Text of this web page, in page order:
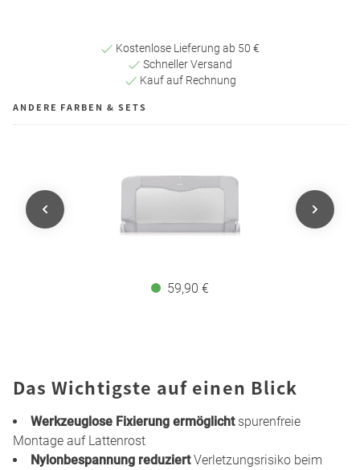
Kostenlose Lieferung ab 50 €
Schneller Versand
Kauf auf Rechnung
ANDERE FARBEN & SETS
59,90 €
Das Wichtigste auf einen Blick
Werkzeuglose Fixierung ermöglichtspurenfreie
Montage auf Lattenrost
Nylonbespannung reduziertVerletzungsrisiko beim